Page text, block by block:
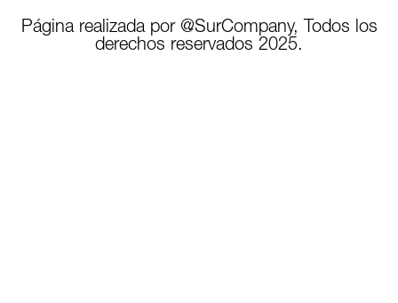
Página realizada por @SurCompany, Todos los
derechos reservados 2025.